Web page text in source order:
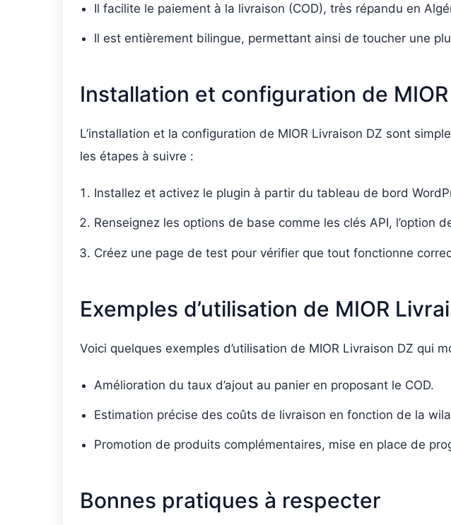
Il facilite le paiement à la livraison (COD), très répandu en
Il est entièrement bilingue, permettant ainsi de toucher une
Installation et configuration de
L’installation et la configuration de MIOR Livraison DZ sont
les étapes à suivre :
Installez et activez le plugin à partir du tableau de bord
Renseignez les options de base comme les clés API,
Créez une page de test pour vérifier que tout fonctionne
Exemples d’utilisation de MIOR
Voici quelques exemples d’utilisation de MIOR Livraison DZ qui
Amélioration du taux d’ajout au panier en proposant le COD.
Estimation précise des coûts de livraison en fonction de la
Promotion de produits complémentaires, mise en place de
Bonnes pratiques à respecter